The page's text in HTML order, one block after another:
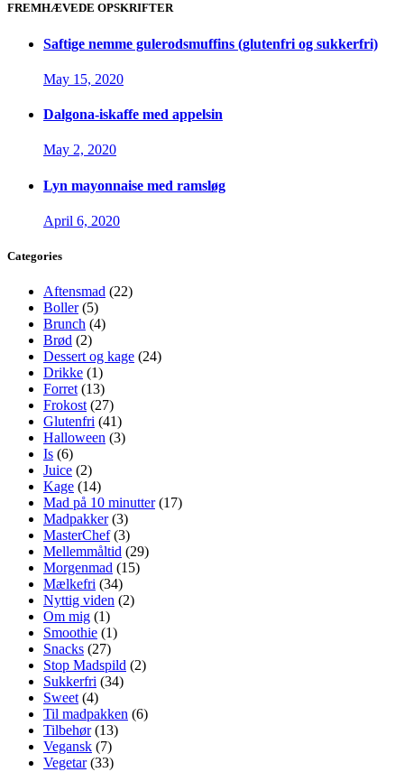
FREMHÆVEDE OPSKRIFTER
Saftige nemme gulerodsmuffins (glutenfri og sukkerfri)
May 15, 2020
Dalgona-iskaffe med appelsin
May 2, 2020
Lyn mayonnaise med ramsløg
April 6, 2020
Categories
Aftensmad (22)
Boller(5)
Brunch (4)
Brød (2)
Dessert og kage (24)
Drikke (1)
Forret (13)
Frokost (27)
Glutenfri (41)
Halloween (3)
Is (6)
Juice (2)
Kage (14)
Mad på 10 minutter(17)
Madpakker(3)
MasterChef(3)
Mellemmåltid (29)
Morgenmad (15)
Mælkefri (34)
Nyttig viden (2)
Om mig (1)
Smoothie (1)
Snacks (27)
Stop Madspild (2)
Sukkerfri (34)
Sweet (4)
Til madpakken (6)
Tilbehør(13)
Vegansk (7)
Vegetar(33)